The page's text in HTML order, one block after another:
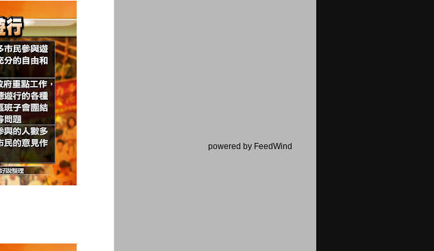
powered by FeedWind